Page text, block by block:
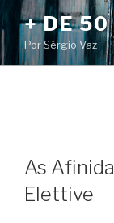
Pular
para
o
conteúdo
+ DE 50
Por Sérgio Vaz
As
Elettive